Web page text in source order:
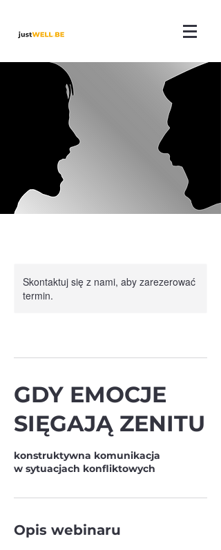
Skontaktuj się z nami, aby zarezerować
termin.
GDY EMOCJE
SIĘGAJĄ ZENITU
konstruktywna komunikacja
w sytuacjach konfliktowych
Opis webinaru